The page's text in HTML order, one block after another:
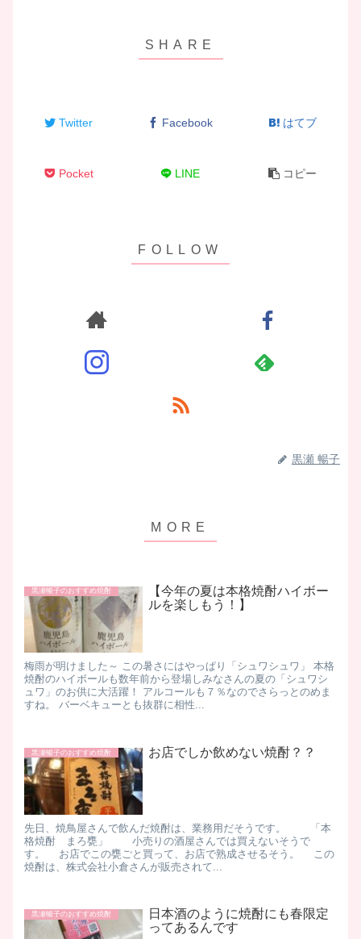
Twitter Facebook はてブ
Pocket LINE コピー
黒瀬 暢子
黒瀬暢子のおすすめ焼酎
【今年の夏は本格焼酎ハイボー
ルを楽しもう！】
梅雨が明けました～ この暑さにはやっぱり「シュワシュワ」 本格
焼酎のハイボールも数年前から登場しみなさんの夏の「シュワシ
ュワ」のお供に大活躍！ アルコールも７％なのでさらっとのめま
すね。 バーベキューとも抜群に相性...
黒瀬暢子のおすすめ焼酎 お店でしか飲めない焼酎？？
先日、焼鳥屋さんで飲んだ焼酎は、業務用だそうです。 「本
格焼酎 まろ甕」 小売りの酒屋さんでは買えないそうで
す。 お店でこの甕ごと買って、お店で熟成させるそう。 この
焼酎は、株式会社小倉さんが販売されて...
黒瀬暢子のおすすめ焼酎
日本酒のように焼酎にも春限定
ってあるんです